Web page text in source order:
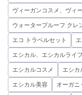
ヴィーガンコスメ、ヴィ
ウォータープルーフ クレ
エコ トラベルセット
エシカル、エシカルライフ
エシカルコスメ エシカ
エシカル美容 オーガニ